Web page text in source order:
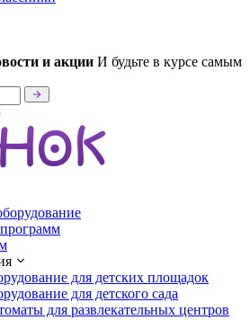
и акции И будьте в курсе самым
для детских площадок
для детского сада
для развлекательных центров